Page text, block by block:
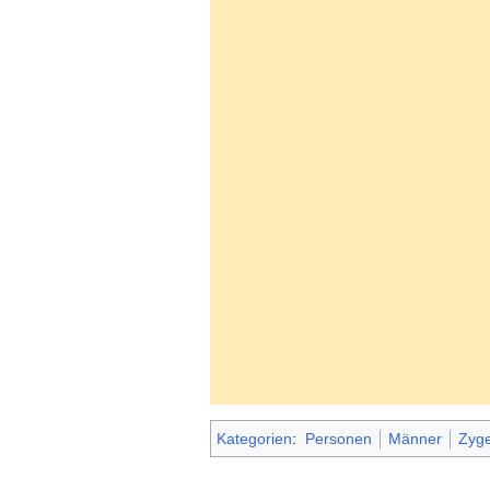
Kategorien: Personen Männer